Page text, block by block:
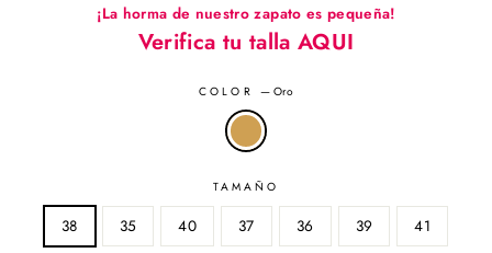
¡La horma de nuestro zapato es pequeña!
Verifica tu talla AQUI
COLOR — Oro
TAMAÑO
38 35 40 37 36 39 41